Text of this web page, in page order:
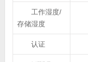
工作湿度/
存储湿度
认证